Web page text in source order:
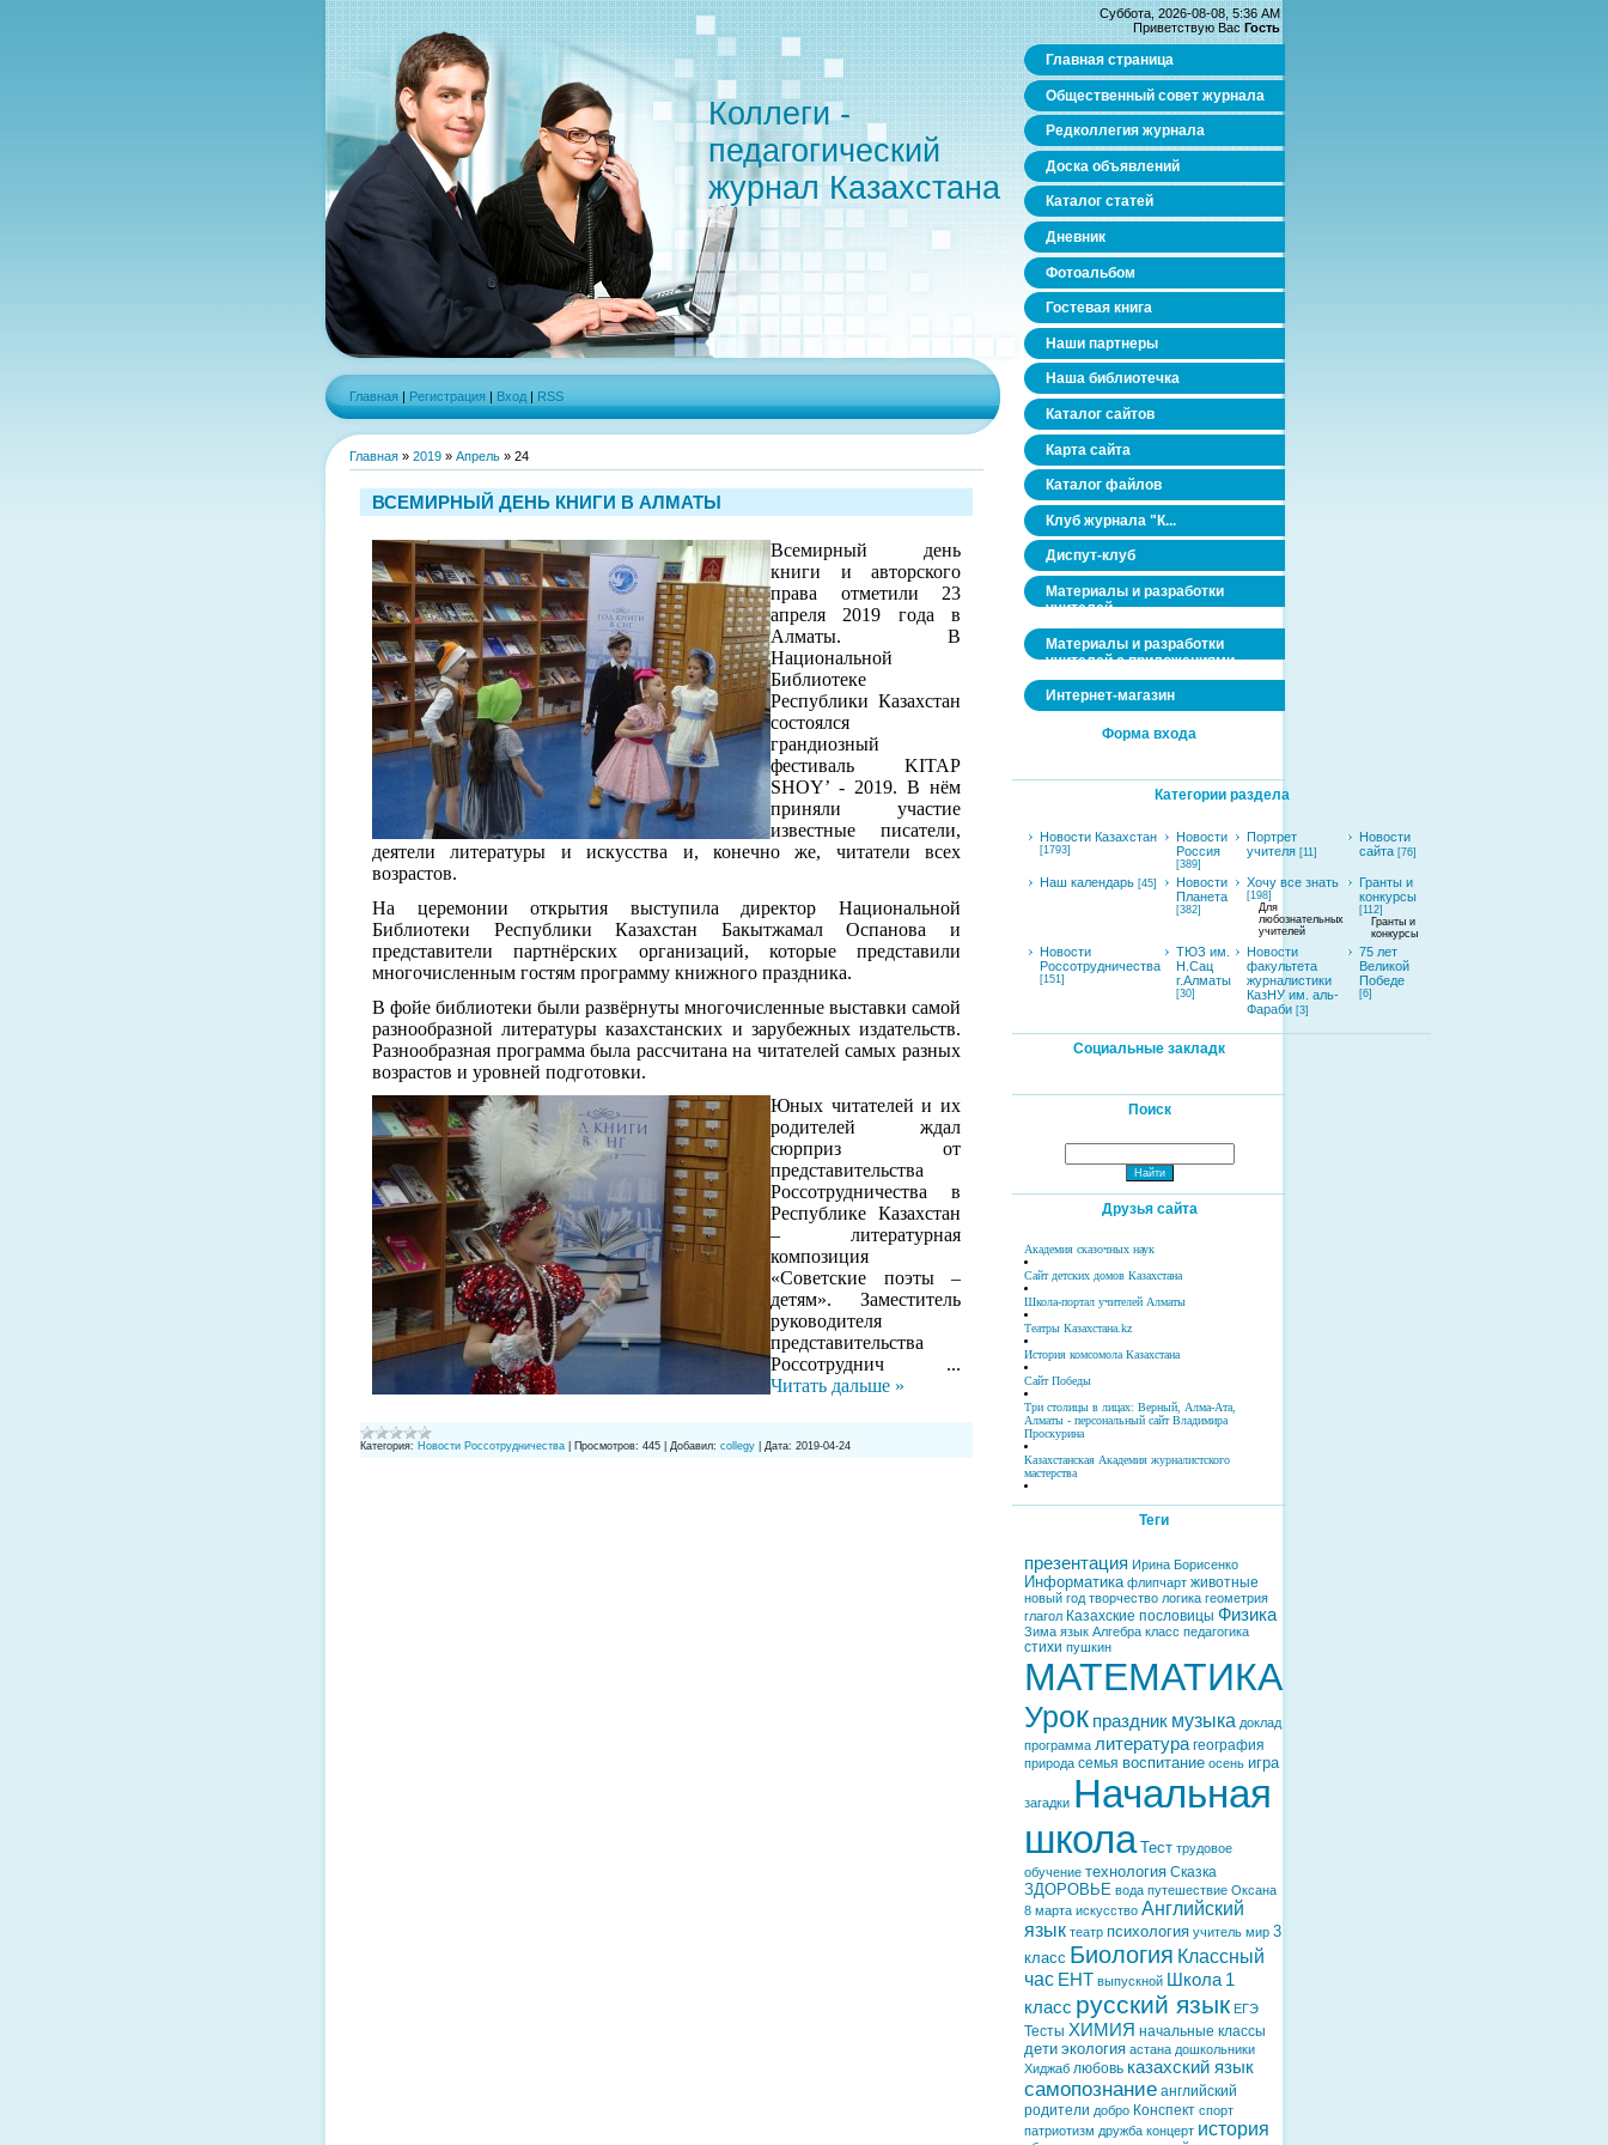
Коллеги -
педагогический
журнал Казахстана
Главная | Регистрация | Вход | RSS
Главная » 2019 » Апрель » 24
ВСЕМИРНЫЙ ДЕНЬ КНИГИ В АЛМАТЫ
Всемирный день
книги и авторского
права отметили 23
апреля 2019 года в
Алматы. В
Национальной
Библиотеке
Республики Казахстан
состоялся
грандиозный
фестиваль KITAP
SHOY’ - 2019. В нём
приняли участие
известные писатели,
деятели литературы и искусства и, конечно же, читатели всех
возрастов.
На церемонии открытия выступила директор Национальной
Библиотеки Республики Казахстан Бакытжамал Оспанова и
представители партнёрских организаций, которые представили
многочисленным гостям программу книжного праздника.
В фойе библиотеки были развёрнуты многочисленные выставки самой
разнообразной литературы казахстанских и зарубежных издательств.
Разнообразная программа была рассчитана на читателей самых разных
возрастов и уровней подготовки.
Юных читателей и их
родителей ждал
сюрприз от
представительства
Россотрудничества в
Республике Казахстан
– литературная
композиция
«Советские поэты –
детям». Заместитель
руководителя
представительства
Россотруднич ...
Читать дальше »
Категория: Новости Россотрудничества Просмотров: 445 Добавил: collegy Дата: 2019-04-24
Суббота, 2026-08-08, 5:36 AM
Приветствую Вас Гость
Главная страница
Общественный совет журнала
Редколлегия журнала
Доска объявлений
Каталог статей
Дневник
Фотоальбом
Гостевая книга
Наши партнеры
Наша библиотечка
Каталог сайтов
Карта сайта
Каталог файлов
Клуб журнала "К...
Диспут-клуб
Материалы и разработки
учителей
Материалы и разработки
учителей с приложениями
Интернет-магазин
Форма входа
Категории раздела
Новости Казахстан
[1793]
Новости
Россия
[389]
Портрет
учителя [11]
Новости
сайта [76]
Наш календарь [45]
Новости
Планета
[382]
Хочу все знать
[198]
Для
любознательных
учителей
Гранты и
конкурсы
[112]
Гранты и
конкурсы
Новости
Россотрудничества
[151]
ТЮЗ им.
Н.Сац
г.Алматы
[30]
Новости
факультета
журналистики
КазНУ им. аль-
Фараби [3]
75 лет
Великой
Победе
[6]
Социальные закладк
Поиск
Друзья сайта
Академия сказочных наук
Сайт детских домов Казахстана
Школа-портал учителей Алматы
Театры Казахстана.kz
История комсомола Казахстана
Сайт Победы
Три столицы в лицах: Верный, Алма-Ата,
Алматы - персональный сайт Владимира
Проскурина
Казахстанская Академия журналистского
мастерства
Теги
презентация Ирина Борисенко
Информатика флипчарт животные
новый год творчество логика геометрия
глагол Казахские пословицы Физика
Зима язык Алгебра класс педагогика
стихи пушкин
МАТЕМАТИКА
Урок праздник музыка доклад
программа литература география
природа семья воспитание осень игра
загадки Начальная
школа Тест трудовое
обучение технология Сказка
ЗДОРОВЬЕ вода путешествие Оксана
8 марта искусство Английский
язык театр психология учитель мир 3
класс Биология Классный
час ЕНТ выпускной Школа 1
класс русский язык ЕГЭ
Тесты ХИМИЯ начальные классы
дети экология астана дошкольники
Хиджаб любовь казахский язык
самопознание английский
родители добро Конспект спорт
патриотизм дружба концерт история